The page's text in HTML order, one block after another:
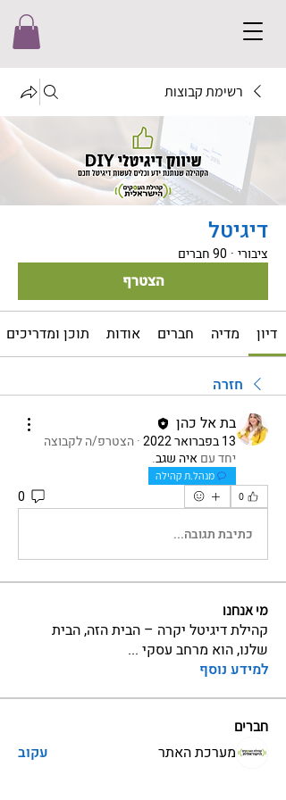
רשימת קבוצות
דיגיטל
ציבורי · 90 חברים
הצטרף
דיון מדיה חברים אודות תוכן ומדריכים
חזרה
בת אל כהן
13 בפברואר 2022 ·הצטרפ/ה לקבוצה
יחד עם איה שגב.
מנהל.ת קהילה
0
0
כתיבת תגובה...
מי אנחנו
קהילת דיגיטל יקרה – הבית הזה, הבית
שלנו, הוא מרחב עסקי ...
למידע נוסף
חברים
מערכת האתר
עקוב